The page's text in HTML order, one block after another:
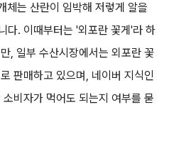
체는 산란이 임박해 저렇게 알을
다. 이때부터는 '외포란 꽃게'라 하
, 일부 수산시장에서는 외포란 꽃
판매하고 있으며, 네이버 지식인
비자가 먹어도 되는지 여부를 묻